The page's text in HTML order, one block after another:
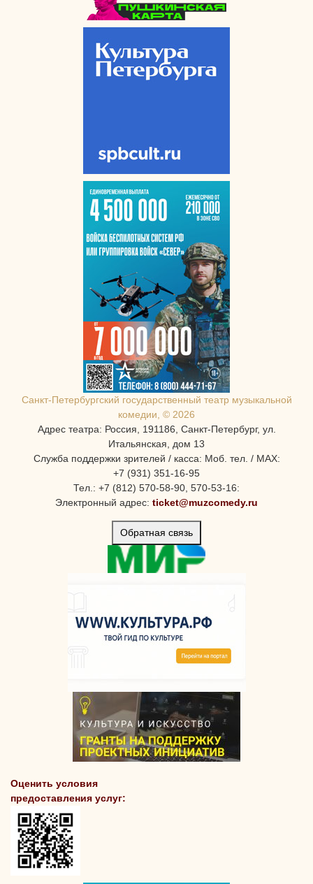
Санкт-Петербургcкий государственный театр музыкальной
комедии, © 2026
Адрес театра: Россия, 191186, Санкт-Петербург, ул.
Итальянская, дом 13
Служба поддержки зрителей / касса: Моб. тел. / MAX:
+7 (931) 351-16-95
Тел.: +7 (812) 570-58-90, 570-53-16:
Электронный адрес: ticket@muzcomedy.ru
Обратная связь
Оценить условия
предоставления услуг: